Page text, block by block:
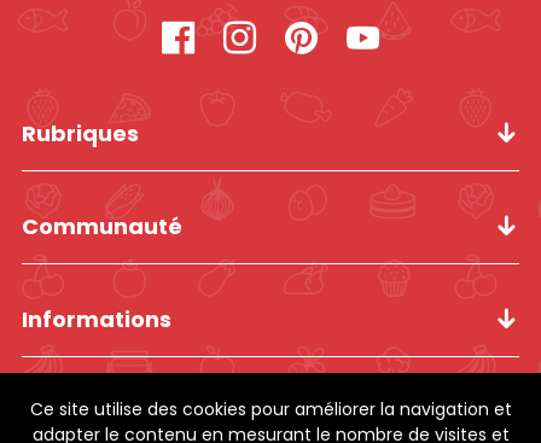
Rubriques
Communauté
Informations
Ce site utilise des cookies pour améliorer la navigation et
adapter le contenu en mesurant le nombre de visites et